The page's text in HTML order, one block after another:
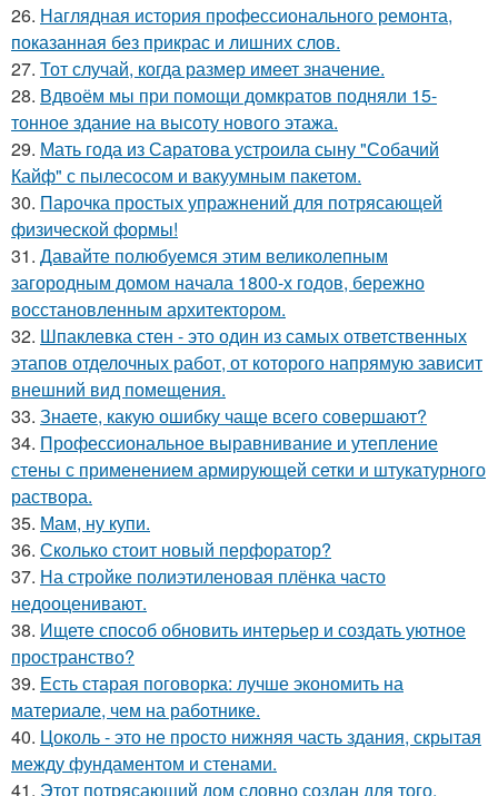
26. Наглядная история профессионального ремонта,
показанная без прикрас и лишних слов.
27. Тот случай, когда размер имеет значение.
28. Вдвоём мы при помощи домкратов подняли 15-
тонное здание на высоту нового этажа.
29. Мать года из Саратова устроила сыну "Собачий
Кайф" с пылесосом и вакуумным пакетом.
30. Парочка простых упражнений для потрясающей
физической формы!
31. Давайте полюбуемся этим великолепным
загородным домом начала 1800-х годов, бережно
восстановленным архитектором.
32. Шпаклевка стен - это один из самых ответственных
этапов отделочных работ, от которого напрямую зависит
внешний вид помещения.
33. Знаете, какую ошибку чаще всего совершают?
34. Профессиональное выравнивание и утепление
стены с применением армирующей сетки и штукатурного
раствора.
35. Мам, ну купи.
36. Сколько стоит новый перфоратор?
37. На стройке полиэтиленовая плёнка часто
недооценивают.
38. Ищете способ обновить интерьер и создать уютное
пространство?
39. Есть старая поговорка: лучше экономить на
материале, чем на работнике.
40. Цоколь - это не просто нижняя часть здания, скрытая
между фундаментом и стенами.
41. Этот потрясающий дом словно создан для того,